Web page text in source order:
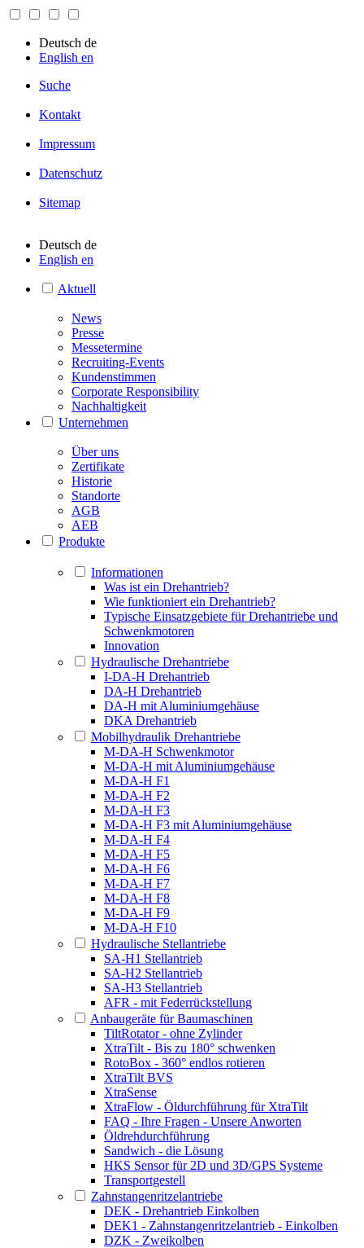
Deutsch de
English en
Suche
Kontakt
Impressum
Datenschutz
Sitemap
Deutsch de
English en
Aktuell
News
Presse
Messetermine
Recruiting-Events
Kundenstimmen
Corporate Responsibility
Nachhaltigkeit
Unternehmen
Über uns
Zertifikate
Historie
Standorte
AGB
AEB
Produkte
Informationen
Was ist ein Drehantrieb?
Wie funktioniert ein Drehantrieb?
Typische Einsatzgebiete für Drehantriebe und
Schwenkmotoren
Innovation
Hydraulische Drehantriebe
I-DA-H Drehantrieb
DA-H Drehantrieb
DA-H mit Aluminiumgehäuse
DKA Drehantrieb
Mobilhydraulik Drehantriebe
M-DA-H Schwenkmotor
M-DA-H mit Aluminiumgehäuse
M-DA-H F1
M-DA-H F2
M-DA-H F3
M-DA-H F3 mit Aluminiumgehäuse
M-DA-H F4
M-DA-H F5
M-DA-H F6
M-DA-H F7
M-DA-H F8
M-DA-H F9
M-DA-H F10
Hydraulische Stellantriebe
SA-H1 Stellantrieb
SA-H2 Stellantrieb
SA-H3 Stellantrieb
AFR - mit Federrückstellung
Anbaugeräte für Baumaschinen
TiltRotator - ohne Zylinder
XtraTilt - Bis zu 180° schwenken
RotoBox - 360° endlos rotieren
XtraTilt BVS
XtraSense
XtraFlow - Öldurchführung für XtraTilt
FAQ - Ihre Fragen - Unsere Anworten
Öldrehdurchführung
Sandwich - die Lösung
HKS Sensor für 2D und 3D/GPS Systeme
Transportgestell
Zahnstangenritzelantriebe
DEK - Drehantrieb Einkolben
DEK1 - Zahnstangenritzelantrieb - Einkolben
DZK - Zweikolben